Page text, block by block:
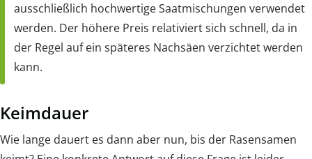
ausschließlich hochwertige Saatmischungen verwendet
werden. Der höhere Preis relativiert sich schnell, da in
der Regel auf ein späteres Nachsäen verzichtet werden
kann.
Keimdauer
Wie lange dauert es dann aber nun, bis der Rasensamen